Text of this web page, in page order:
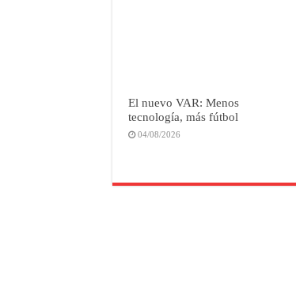
El nuevo VAR: Menos
tecnología, más fútbol
04/08/2026